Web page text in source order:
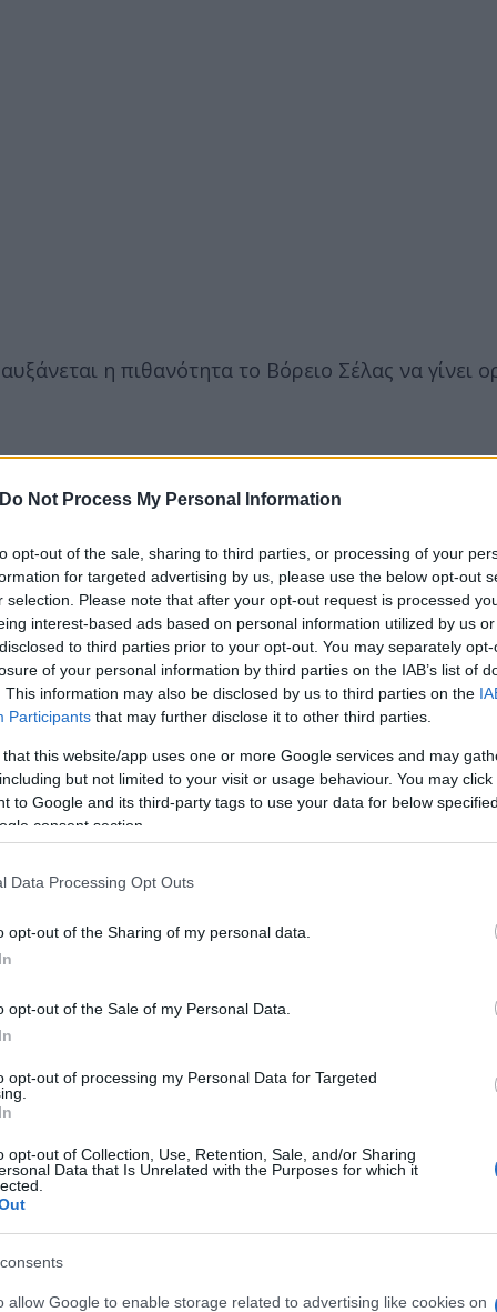
Do Not Process My Personal Information
opt-out of the sale, sharing to third parties, or processing of your
for targeted advertising by us, please use the below opt-out
selection. Please note that after your opt-out request is processed
interest-based ads based on personal information utilized by us
to third parties prior to your opt-out. You may separately
of your personal information by third parties on the IAB’s list of
This information may also be disclosed by us to third parties on the
Participants that may further disclose it to other third parties.
that this website/app uses one or more Google services and may
but not limited to your visit or usage behaviour. You may
to Google and its third-party tags to use your data for below
consent section.
Data Processing Opt Outs
opt-out of the Sharing of my personal data.
opt-out of the Sale of my Personal Data.
opt-out of processing my Personal Data for Targeted
opt-out of Collection, Use, Retention, Sale, and/or Sharing
Data that Is Unrelated with the Purposes for which it
allow Google to enable storage related to advertising like cookies on
η πιθανότητα το Βόρειο Σέλας να γίνει
από G1 έως G5, ανάλογα με την ένταση μπορούν
ρεύματος.
να αντιμετωπίσει όλο και πιο ισχυρές
του 2025 θα είναι το ισχυρότερο πλήγμα
συμβάντα επιπέδου G1 σε κλίμακα πέντε
συστημάτων. Η αλληλεπίδραση του ηλιακού
πεδίου με αποτέλεσμα τη μεταφορά
φορτισμένων σωματιδίων, τα οποία είτε
στην ιονόσφαιρα και την